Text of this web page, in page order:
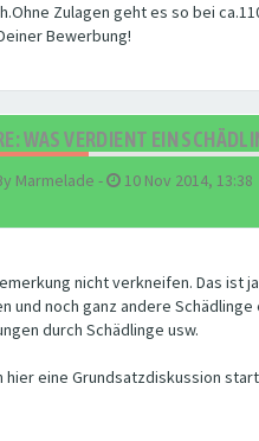
Zulagen geht es so bei
Bewerbung!
WAS VERDIENT EIN
Marmelade - 10 Nov 2014, 13:38
nicht verkneifen. Das ist
und noch ganz andere
durch Schädlinge usw.
hier eine Grundsatzdiskussion